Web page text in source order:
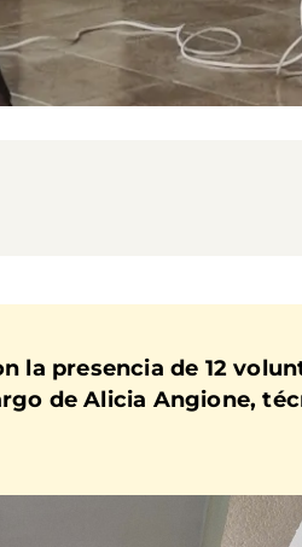
la presencia de 12
de Alicia Angione,